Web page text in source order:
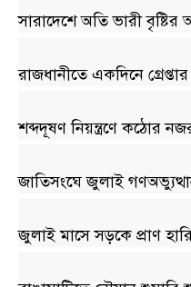
সারাদেশে অতি ভারী বৃষ্টির
রাজধানীতে একদিনে
শব্দদূষণ নিয়ন্ত্রণে কঠোর
জাতিসংঘে জুলাই
জুলাই মাসে সড়কে প্রাণ